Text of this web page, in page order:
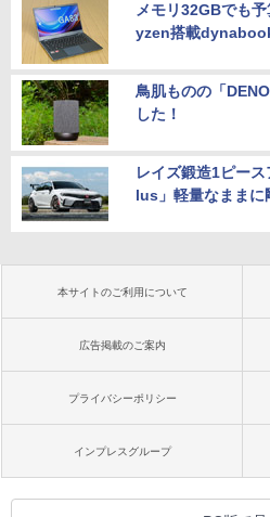
メモリ32GBでも
yzen搭載
鳥肌ものの「
した！
レイズ鍛造1ピー
lus」軽量なままに
本サイトのご利用について
広告掲載のご案内
プライバシーポリシー
インプレスグループ